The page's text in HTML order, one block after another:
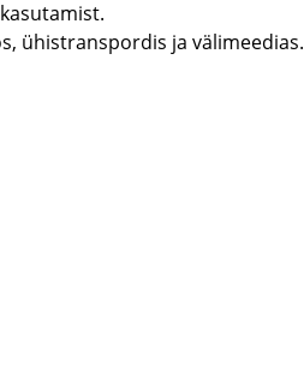
ühistranspordis ja välimeedias.